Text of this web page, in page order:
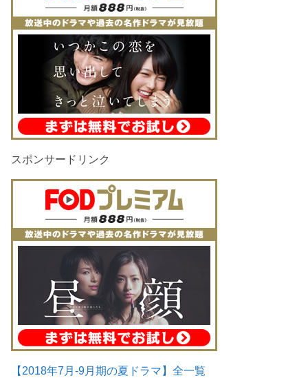
スポンサードリンク
【2018年7月-9月期の夏ドラマ】全一覧